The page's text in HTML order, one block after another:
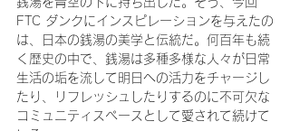
FTC ダンクにインスピレーションを与えたの
は、日本の銭湯の美学と伝統だ。何百年も続
く歴史の中で、銭湯は多種多様な人々が日常
生活の垢を流して明日への活力をチャージし
たり、リフレッシュしたりするのに不可欠な
コミュニティスペースとして愛されて続けて